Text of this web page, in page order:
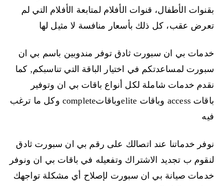
بقنوات الأطفال، قنوات الأفلام لمتابعة الأفلام التي لم
تعرض عقب، كل ذلك بأسعار منافسة لا مثيل لها
خدمات بي ان سبورت ثادق توفر مندوبين باسم بي ان
سبورت لمساعدتكم في اختيار الباقة التي تناسبكم, كما
نقدم خدمات شاملة لكل أنواع باقات بي ان وتوفير
باقات access وباقات eliteوباقاتcomplete وكل ما ترغب
فيه
نوفر خدماتنا عند اتصالك على رقم بي ان سبورت ثادق
لنقوم ب تجديد الاشتراك وتفعيله في باقات بي ان ونوفر
خدمات صيانة بي ان سبورت لإصلاح أي مشكلة تواجهك